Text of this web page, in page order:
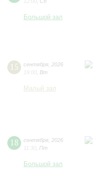
Большой зал
15 сентября 2026
19:00 Вт
Малый зал
18 сентября 2026
11:30 Пт
Большой зал